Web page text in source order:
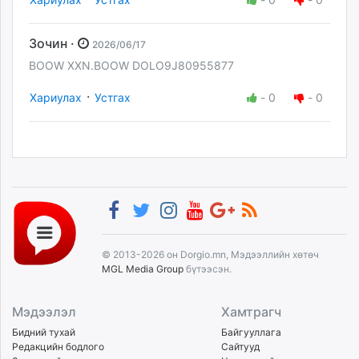
Зочин · 2026/06/17
BOOW XXN.BOOW DOLO9J80955877
Хариулах · Устгах - 0 - 0
© 2013-2026 он Dorgio.mn, Мэдээллийн хөтөч
MGL Media Group бүтээсэн.
Мэдээлэл
Бидний тухай
Редакцийн бодлого
Хамтрагч
Байгууллага
Сайтууд